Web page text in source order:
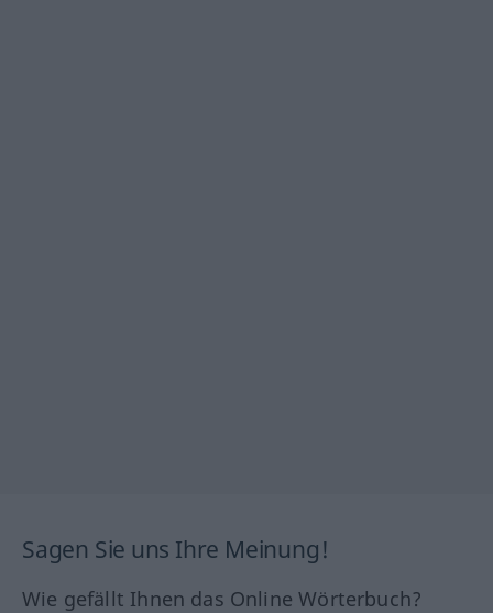
Sagen Sie uns Ihre Meinung!
Wie gefällt Ihnen das Online Wörterbuch?